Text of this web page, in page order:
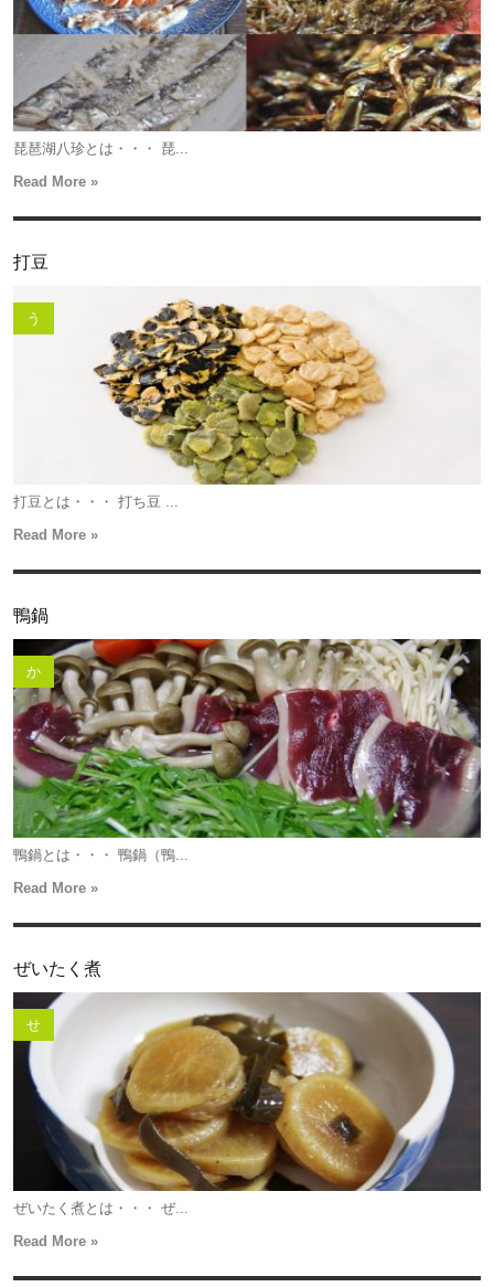
琵琶湖八珍とは・・・ 琵...
Read More »
打豆
う
打豆とは・・・ 打ち豆 ...
Read More »
鴨鍋
か
鴨鍋とは・・・ 鴨鍋（鴨...
Read More »
ぜいたく煮
せ
ぜいたく煮とは・・・ ぜ...
Read More »